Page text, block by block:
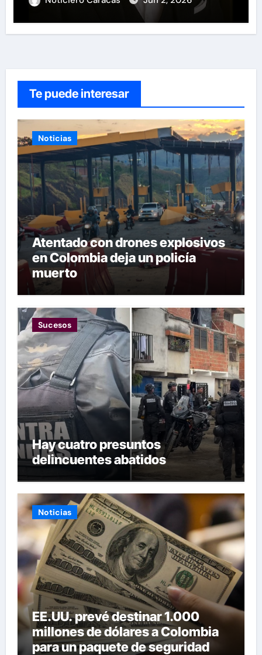
Te puede interesar
Noticias
Atentado con drones explosivos
en Colombia deja un policía
muerto
Sucesos
Hay cuatro presuntos
delincuentes abatidos
Noticias
EE.UU. prevé destinar 1.000
millones de dólares a Colombia
para un paquete de seguridad